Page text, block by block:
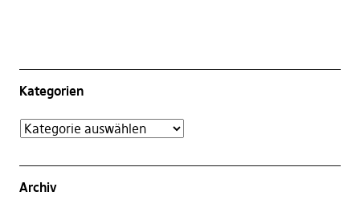
Kategorien
Archiv